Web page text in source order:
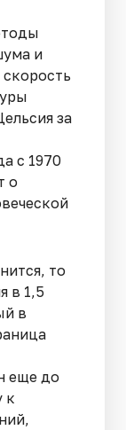
и
за
с 1970
о
то
в 1,5
в
еще до
к